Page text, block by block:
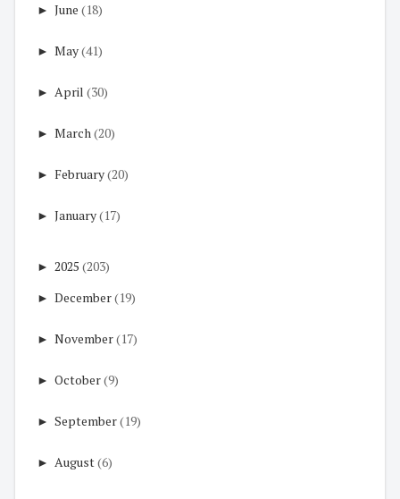
► June (18)
► May(41)
► April (30)
► March(20)
► February(20)
► January(17)
► 2025 (203)
► December(19)
► November(17)
► October(9)
► September(19)
► August(6)